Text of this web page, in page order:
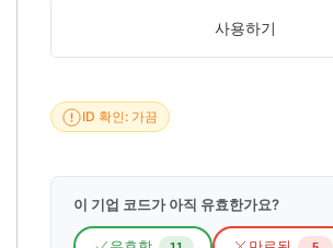
사용하기
ID 확인: 가끔
이 기업 코드가 아직 유효한가요?